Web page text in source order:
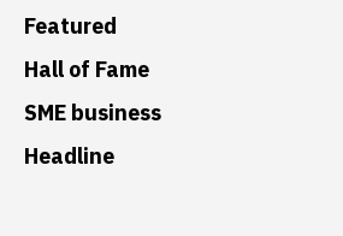
Featured
Hall of Fame
SME business
Headline